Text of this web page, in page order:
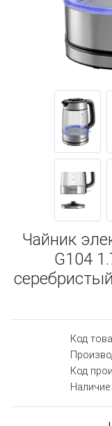
Чайник
G104
Код
Код
Наличие: